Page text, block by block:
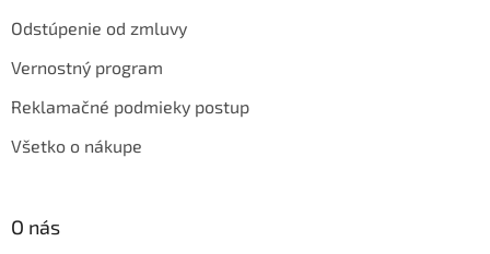
Odstúpenie od zmluvy
Vernostný program
Reklamačné podmieky postup
Všetko o nákupe
O nás